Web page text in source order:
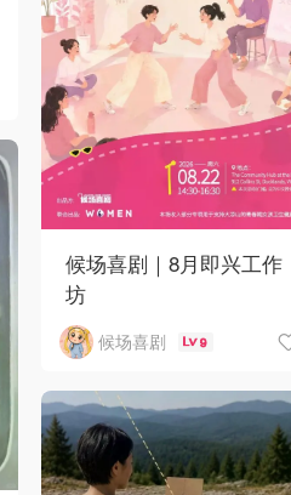
候场喜剧｜8月即兴工作
坊
候场喜剧 9